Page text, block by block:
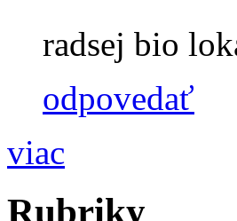
radsej bio
odpovedať
viac
Rubriky